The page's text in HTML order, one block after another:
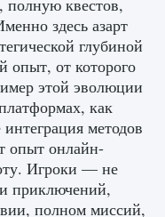
0 0
Тамура в
полную квестов,
здесь азарт
глубиной
опыт, от которого
этой эволюции
как
интеграция методов
опыт онлайн-
Игроки — не
приключений,
полном миссий,